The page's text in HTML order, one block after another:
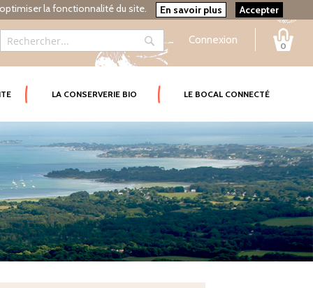
la fonctionnalité du site. En savoir plus Accepter
Connexion 0
Rechercher
LA CONSERVERIE BIO LE BOCAL CONNECTÉ